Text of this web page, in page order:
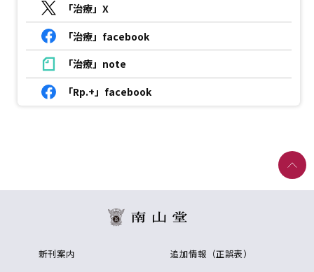
「治療」X
「治療」facebook
「治療」note
「Rp.+」facebook
新刊案内
追加情報（正誤表）